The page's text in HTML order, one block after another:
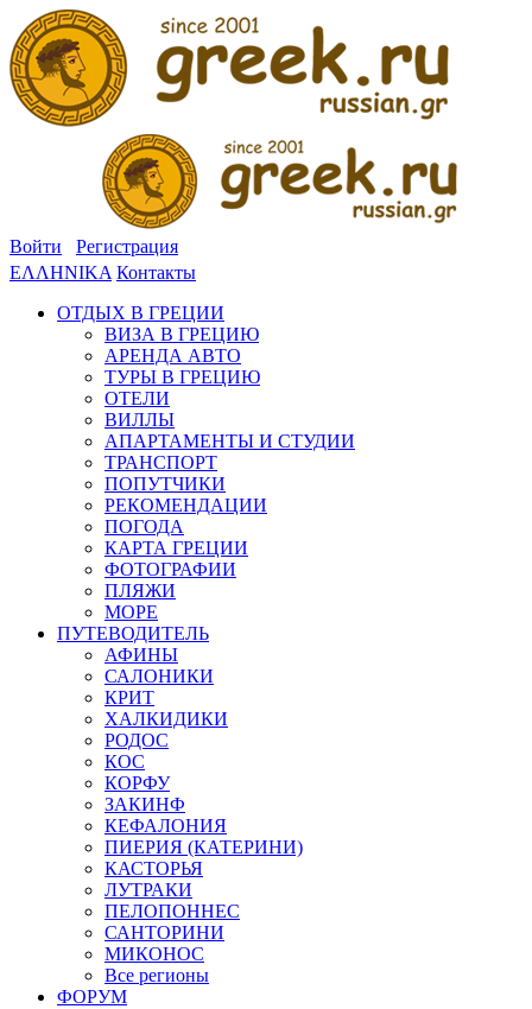
Войти
Регистрация
ΕΛΛΗΝΙΚΑ Контакты
ОТДЫХ В ГРЕЦИИ
ВИЗА В ГРЕЦИЮ
АРЕНДА АВТО
ТУРЫ В ГРЕЦИЮ
ОТЕЛИ
ВИЛЛЫ
АПАРТАМЕНТЫ И СТУДИИ
ТРАНСПОРТ
ПОПУТЧИКИ
РЕКОМЕНДАЦИИ
ПОГОДА
КАРТА ГРЕЦИИ
ФОТОГРАФИИ
ПЛЯЖИ
МОРЕ
ПУТЕВОДИТЕЛЬ
АФИНЫ
САЛОНИКИ
КРИТ
ХАЛКИДИКИ
РОДОС
КОС
КОРФУ
ЗАКИНФ
КЕФАЛОНИЯ
ПИЕРИЯ (КАТЕРИНИ)
КАСТОРЬЯ
ЛУТРАКИ
ПЕЛОПОННЕС
САНТОРИНИ
МИКОНОС
Все регионы
ФОРУМ